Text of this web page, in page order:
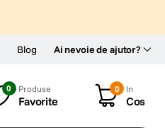
Ai nevoie de ajutor?
Blog
0 Produse
Favorite
0 In
Cos